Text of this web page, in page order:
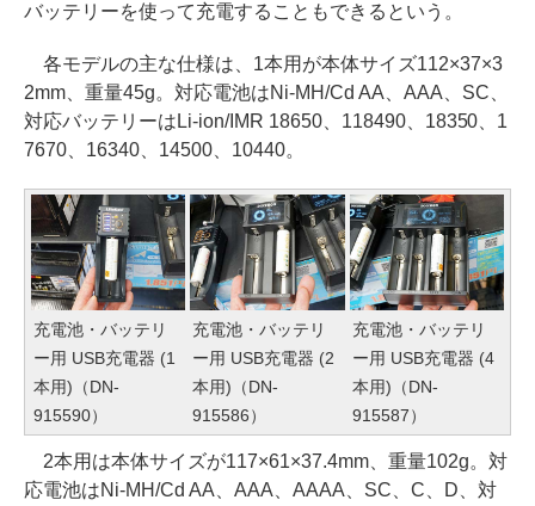
バッテリーを使って充電することもできるという。
各モデルの主な仕様は、1本用が本体サイズ112×37×3
2mm、重量45g。対応電池はNi-MH/Cd AA、AAA、SC、
対応バッテリーはLi-ion/IMR 18650、118490、18350、1
7670、16340、14500、10440。
充電池・バッテリ
ー用 USB充電器 (1
本用)（DN-
915590）
充電池・バッテリ
ー用 USB充電器 (2
本用)（DN-
915586）
充電池・バッテリ
ー用 USB充電器 (4
本用)（DN-
915587）
2本用は本体サイズが117×61×37.4mm、重量102g。対
応電池はNi-MH/Cd AA、AAA、AAAA、SC、C、D、対